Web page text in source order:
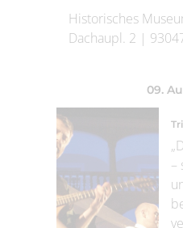
Historisches
Dachaupl. 2 |
09.
–